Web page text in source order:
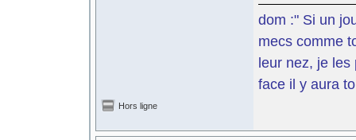
dom :" Si un
mecs comme
leur nez, je les
face il y aura
Hors ligne